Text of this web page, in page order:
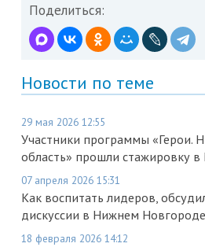
Поделиться:
Новости по теме
29 мая 2026 12:55
Участники программы «Герои.
область» прошли стажировку в
07 апреля 2026 15:31
Как воспитать лидеров,
дискуссии в Нижнем Новгороде
18 февраля 2026 14:12